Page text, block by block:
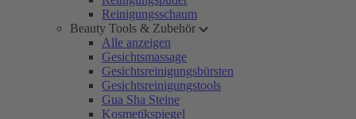
Reinigungsschaum
Beauty Tools & Zubehör
Alle anzeigen
Gesichtsmassage
Gesichtsreinigungsbürsten
Gesichtsreinigungstools
Gua Sha Steine
Kosmetikspiegel